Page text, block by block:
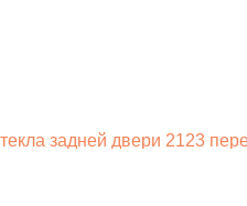
задней двери 2123